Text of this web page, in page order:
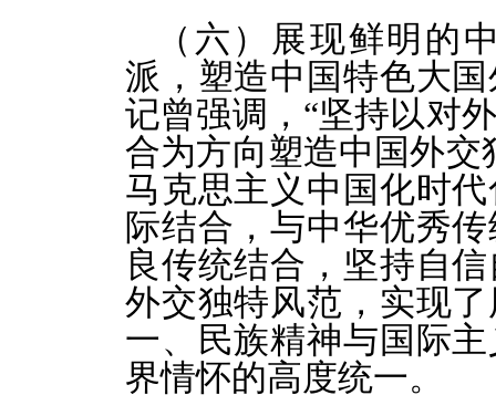
（六）展现鲜明的
派，塑造中国特色大
记曾强调，“坚持以对
合为方向塑造中国外交
马克思主义中国化时
际结合，与中华优秀
良传统结合，坚持自
外交独特风范，实现
一、民族精神与国际
界情怀的高度统一。